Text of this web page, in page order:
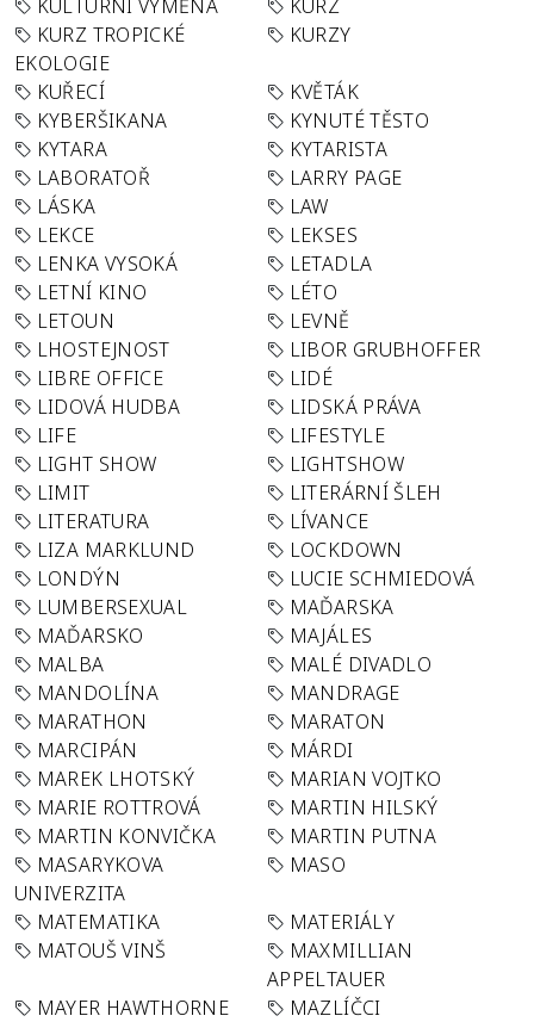
KULTURNÍ VÝMĚNA
KURZ
KURZ TROPICKÉ
EKOLOGIE
KURZY
KUŘECÍ
KVĚTÁK
KYBERŠIKANA
KYNUTÉ TĚSTO
KYTARA
KYTARISTA
LABORATOŘ
LARRY PAGE
LÁSKA
LAW
LEKCE
LEKSES
LENKA VYSOKÁ
LETADLA
LETNÍ KINO
LÉTO
LETOUN
LEVNĚ
LHOSTEJNOST
LIBOR GRUBHOFFER
LIBRE OFFICE
LIDÉ
LIDOVÁ HUDBA
LIDSKÁ PRÁVA
LIFE
LIFESTYLE
LIGHT SHOW
LIGHTSHOW
LIMIT
LITERÁRNÍ ŠLEH
LITERATURA
LÍVANCE
LIZA MARKLUND
LOCKDOWN
LONDÝN
LUCIE SCHMIEDOVÁ
LUMBERSEXUAL
MAĎARSKA
MAĎARSKO
MAJÁLES
MALBA
MALÉ DIVADLO
MANDOLÍNA
MANDRAGE
MARATHON
MARATON
MARCIPÁN
MÁRDI
MAREK LHOTSKÝ
MARIAN VOJTKO
MARIE ROTTROVÁ
MARTIN HILSKÝ
MARTIN KONVIČKA
MARTIN PUTNA
MASARYKOVA
UNIVERZITA
MASO
MATEMATIKA
MATERIÁLY
MATOUŠ VINŠ
MAXMILLIAN
APPELTAUER
MAYER HAWTHORNE
MAZLÍČCI